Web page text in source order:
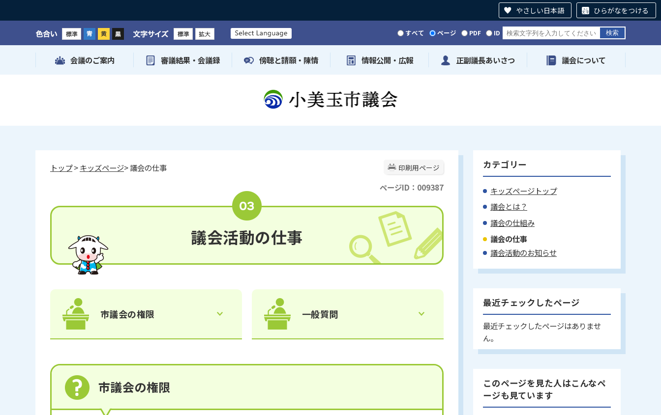
やさしい日本語 ひらがなをつける
色合い 文字サイズ すべて ページ PDF ID
会議のご案内 審議結果・会議録 傍聴と請願・陳情 情報公開・広報 正副議長あいさつ 議会について
印刷用ページ
トップ>キッズページ> 議会の仕事
ページID：009387
議会活動の仕事
市議会の権限 一般質問
市議会の権限
カテゴリー
キッズページトップ
議会とは？
議会の仕組み
議会の仕事
議会活動のお知らせ
最近チェックしたページ
最近チェックしたページはありませ
ん。
このページを見た人はこんなペ
ージも見ています